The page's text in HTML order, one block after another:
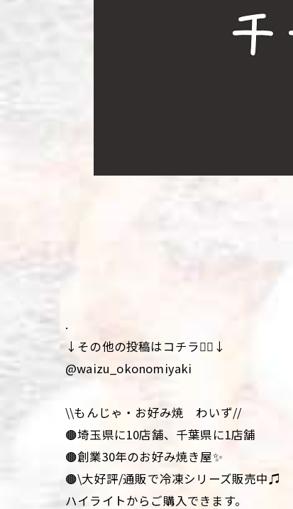
.
↓その他の投稿はコチラ💁‍♀️↓
@waizu_okonomiyaki
\\もんじゃ・お好み焼 わいず//
🟤埼玉県に10店舗、千葉県に1店舗
🟤創業30年のお好み焼き屋✨
🟤\大好評/通販で冷凍シリーズ販売中♫
ハイライトからご購入できます。